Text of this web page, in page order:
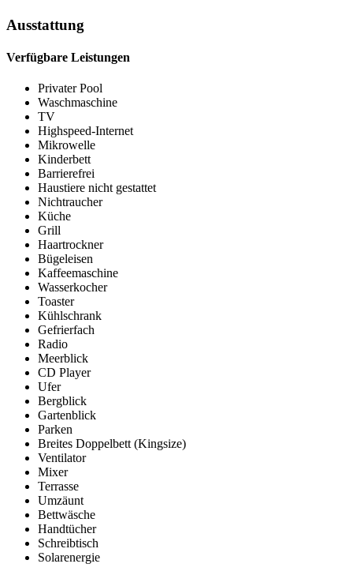
Ausstattung
Verfügbare Leistungen
Privater Pool
Waschmaschine
TV
Highspeed-Internet
Mikrowelle
Kinderbett
Barrierefrei
Haustiere nicht gestattet
Nichtraucher
Küche
Grill
Haartrockner
Bügeleisen
Kaffeemaschine
Wasserkocher
Toaster
Kühlschrank
Gefrierfach
Radio
Meerblick
CD Player
Ufer
Bergblick
Gartenblick
Parken
Breites Doppelbett (Kingsize)
Ventilator
Mixer
Terrasse
Umzäunt
Bettwäsche
Handtücher
Schreibtisch
Solarenergie